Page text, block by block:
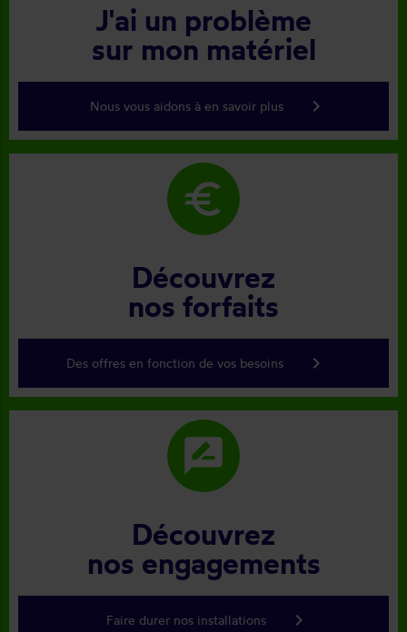
J'ai un problème
sur mon matériel
Nous vous aidons à en savoir plus keyboard_arrow_right
euro
Découvrez
nos forfaits
Des offres en fonction de vos besoins keyboard_arrow_right
rate_review
Découvrez
nos engagements
Faire durer nos installations keyboard_arrow_right